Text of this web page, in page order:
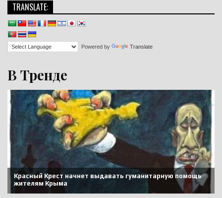
TRANSLATE:
Powered by Translate
В Тренде